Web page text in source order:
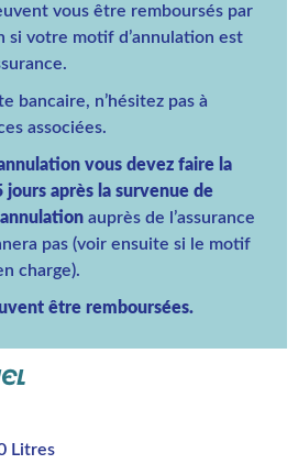
vous être remboursés par
si votre motif d’annulation est
bancaire, n’hésitez pas à
associées.
vous devez faire la
jours après la survenue de
auprès de l’assurance
pas (voir ensuite si le motif
charge).
être remboursées.
Litres